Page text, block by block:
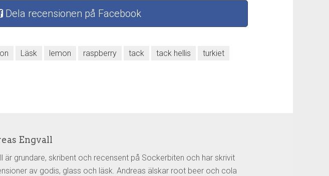
Dela recensionen på Facebook
Läsk lemon raspberry tack tack hellis
turkiet
Engvall
är grundare, skribent och recensent på Sockerbiten och har skrivit
av godis, glass och läsk. Andreas älskar root beer och cola